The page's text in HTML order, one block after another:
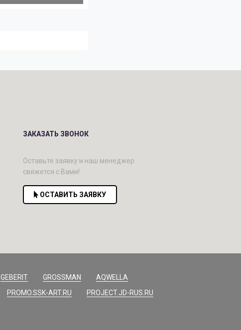
ЗАКАЗАТЬ ЗВОНОК
Оставьте заявку и наш менеджер
свяжется с Вами!
ОСТАВИТЬ ЗАЯВКУ
GEBERIT GROSSMAN
AQWELLA
PROMO.SSK-ART.RU
PROJECT.JD-RUS.RU